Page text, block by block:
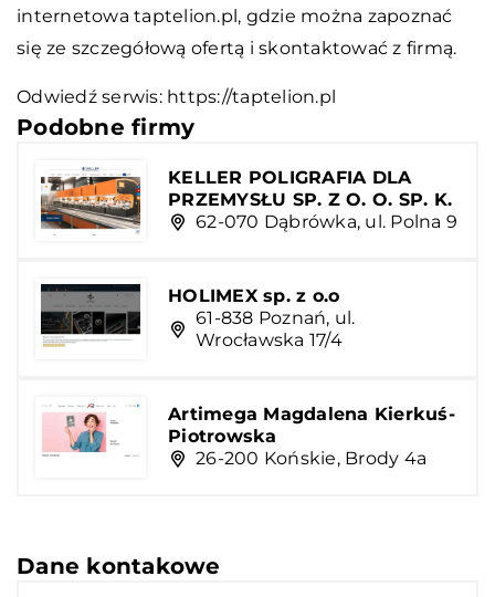
internetowa taptelion.pl, gdzie można zapoznać
się ze szczegółową ofertą i skontaktować z firmą.
Odwiedź serwis: https://taptelion.pl
Podobne firmy
KELLER POLIGRAFIA DLA
PRZEMYSŁU SP. Z O. O. SP. K.
62-070 Dąbrówka, ul. Polna 9
HOLIMEX sp. z o.o
61-838 Poznań, ul.
Wrocławska 17/4
Artimega Magdalena Kierkuś-
Piotrowska
26-200 Końskie, Brody 4a
Dane kontakowe